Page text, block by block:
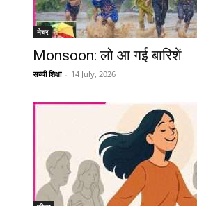
नेचर
Monsoon: लो आ गई बारिशें
सच्ची शिक्षा - 14 July, 2026